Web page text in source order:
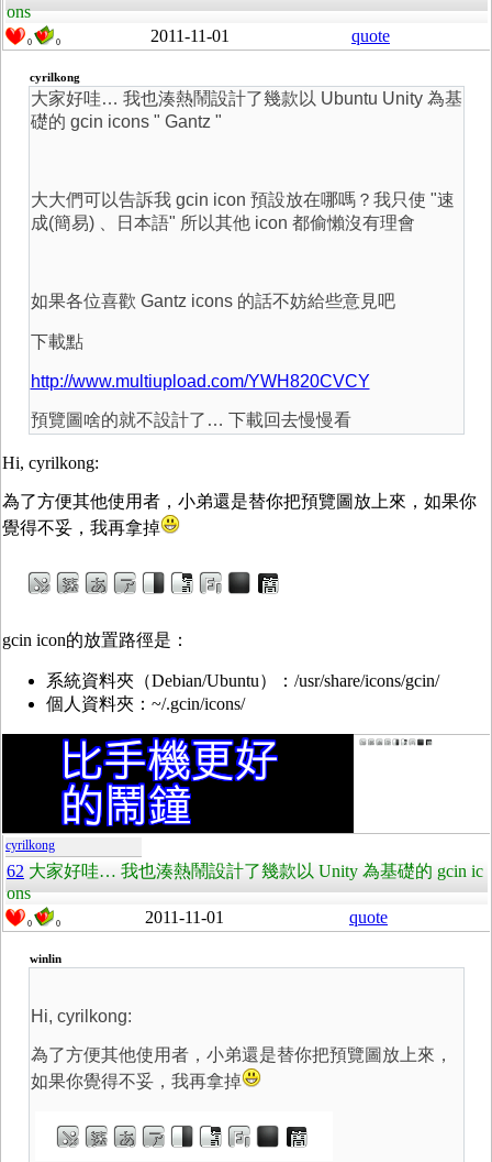
ons
0 0 2011-11-01 quote
cyrilkong
大家好哇… 我也湊熱鬧設計了幾款以 Ubuntu Unity 為基
礎的 gcin icons " Gantz "
大大們可以告訴我 gcin icon 預設放在哪嗎？我只使 "速
成(簡易) 、日本語" 所以其他 icon 都偷懶沒有理會
如果各位喜歡 Gantz icons 的話不妨給些意見吧
下載點
http://www.multiupload.com/YWH820CVCY
預覽圖啥的就不設計了… 下載回去慢慢看
Hi, cyrilkong:
為了方便其他使用者，小弟還是替你把預覽圖放上來，如果你
覺得不妥，我再拿掉
gcin icon的放置路徑是：
系統資料夾（Debian/Ubuntu）：/usr/share/icons/gcin/
個人資料夾：~/.gcin/icons/
cyrilkong
62 大家好哇… 我也湊熱鬧設計了幾款以 Unity 為基礎的 gcin ic
ons
0 0 2011-11-01 quote
winlin
Hi, cyrilkong:
為了方便其他使用者，小弟還是替你把預覽圖放上來，
如果你覺得不妥，我再拿掉